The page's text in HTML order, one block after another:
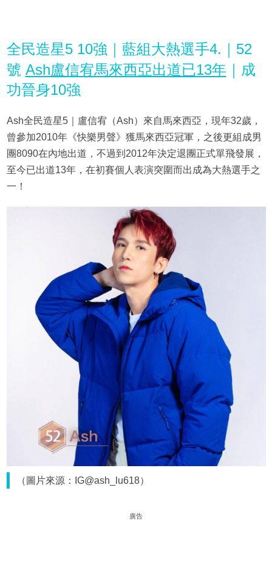
全民造星5 10強｜藍組大熱選手4.｜52
號 Ash盧信宥馬來西亞出道已13年 ｜成
功晉身10強
Ash全民造星5｜盧信宥（Ash）來自馬來西亞，現年32歲，
曾參加2010年《快樂男聲》獲馬來西亞冠軍，之後更組成男
團8090在內地出道，不過到2012年決定退團正式單飛發展，
至今已出道13年，在初賽個人表演突圍而出成為大熱選手之
一！
（圖片來源：IG@ash_lu618）
廣告